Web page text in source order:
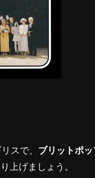
スで、 ブリットポ
上げましょう。